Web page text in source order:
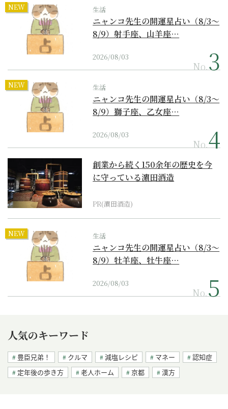
NEW 生活
ニャンコ先生の開運星占い（8/3～
8/9）射手座、山羊座…
2026/08/03
No.
NEW 生活
ニャンコ先生の開運星占い（8/3～
8/9）獅子座、乙女座…
2026/08/03
No.
創業から続く150余年の歴史を今
に守っている濵田酒造
PR(濵田酒造)
NEW 生活
ニャンコ先生の開運星占い（8/3～
8/9）牡羊座、牡牛座…
2026/08/03
No.
人気のキーワード
豊臣兄弟！ クルマ 減塩レシピ マネー
認知症
定年後の歩き方
老人ホーム 京都 漢方